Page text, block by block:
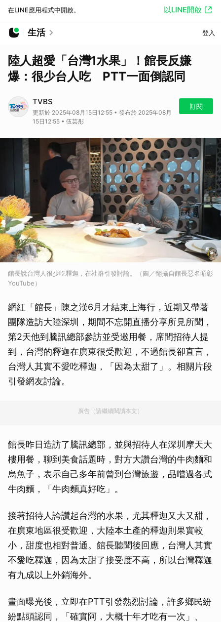
在LINE應用程式中開啟。 以LINE開啟
生活 登入
陸人超愛「台灣1水果」！館長反嫌
爆：很少台人吃 PTT一面倒認同
TVBS
更新於 2025年08月15日12:55 • 發布於 2025年08月
15日12:55 • 伍芸彤
訂閱
館長說台灣人很少吃釋迦，在社群引發討論。（圖／翻攝自館長惡名昭彰
YouTube）
網紅「館長」陳之漢6月才結束上海行，近期又帶著
團隊造訪大陸深圳，期間不忘開直播分享所見所聞，
第2天他到騰訊總部參訪並受邀用餐，席間招待人提
到，台灣的釋迦在廣東很受歡迎，不過館長卻直言，
台灣人其實不愛吃釋迦，「因為太甜了」。相關片段
引發網友討論。
廣告（請繼續閱讀本文）
館長昨日造訪了騰訊總部，並與招待人在深圳摩天大
樓用餐，聊到美食話題時，對方大讚台灣的牛肉麵和
烏魚子，表示自己多年前曾到台灣旅遊，品嚐過各式
牛肉麵，「牛肉麵真好吃」。
接著招待人誇讚起台灣的水果，尤其釋迦又大又甜，
在廣東地區很受歡迎，大陸本土產的釋迦則果實較
小，甜度也相對普通。館長聽聞後回應，台灣人其實
不愛吃釋迦，因為太甜了接受度不高，所以台灣釋迦
有九成以上外銷海外。
畫面曝光後，立即在PTT引發熱烈討論，許多鄉民紛
紛點頭認同，「確實阿，大概十年才吃有一次」、